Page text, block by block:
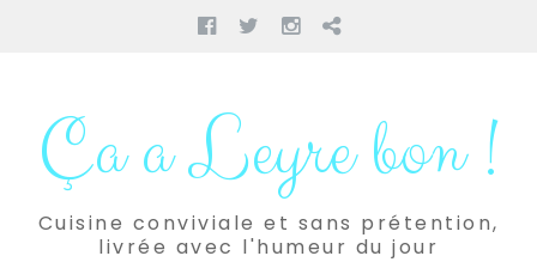
Facebook
TwitterInstagram
Pinterest
contenuÇa a Leyre bon !
Cuisine conviviale et sans prétention,
livrée avec l'humeur du jour